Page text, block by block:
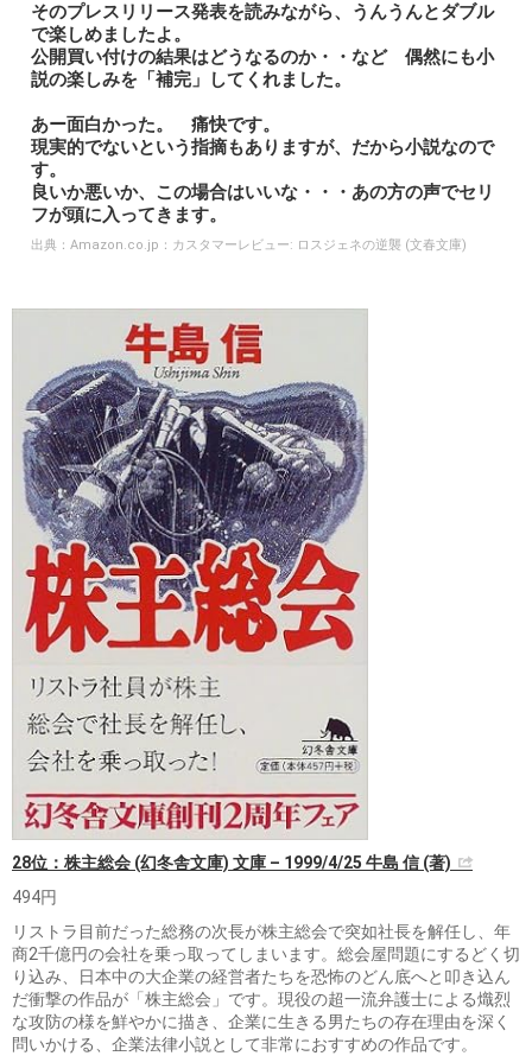
そのプレスリリース発表を読みながら、うんうんとダブル
で楽しめましたよ。
公開買い付けの結果はどうなるのか・・など 偶然にも小
説の楽しみを「補完」してくれました。
あー面白かった。 痛快です。
現実的でないという指摘もありますが、だから小説なので
す。
良いか悪いか、この場合はいいな・・・あの方の声でセリ
フが頭に入ってきます。
出典： Amazon.co.jp：カスタマーレビュー: ロスジェネの逆襲 (文春文庫)
28位：株主総会 (幻冬舎文庫) 文庫 – 1999/4/25 牛島 信 (著)
494円
リストラ目前だった総務の次長が株主総会で突如社長を解任し、年
商2千億円の会社を乗っ取ってしまいます。総会屋問題にするどく切
り込み、日本中の大企業の経営者たちを恐怖のどん底へと叩き込ん
だ衝撃の作品が「株主総会」です。現役の超一流弁護士による熾烈
な攻防の様を鮮やかに描き、企業に生きる男たちの存在理由を深く
問いかける、企業法律小説として非常におすすめの作品です。